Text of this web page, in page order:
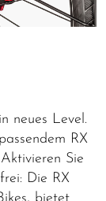
neues Level.
RX
Sie
Die RX